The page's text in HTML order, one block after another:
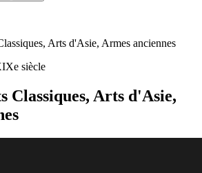
Arts d'Asie, Armes anciennes
siècle
Classiques, Arts d'Asie,